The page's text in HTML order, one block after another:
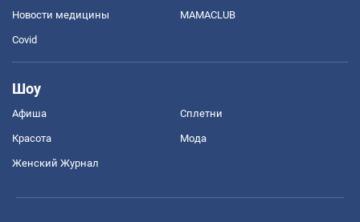
Новости медицины MAMACLUB
Covid
Шоу
Афиша Сплетни
Красота Мода
Женский Журнал